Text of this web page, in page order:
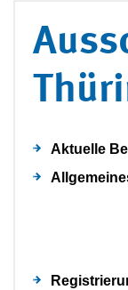
Aktuelle